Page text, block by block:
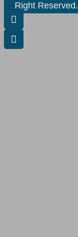
Right Reserved.